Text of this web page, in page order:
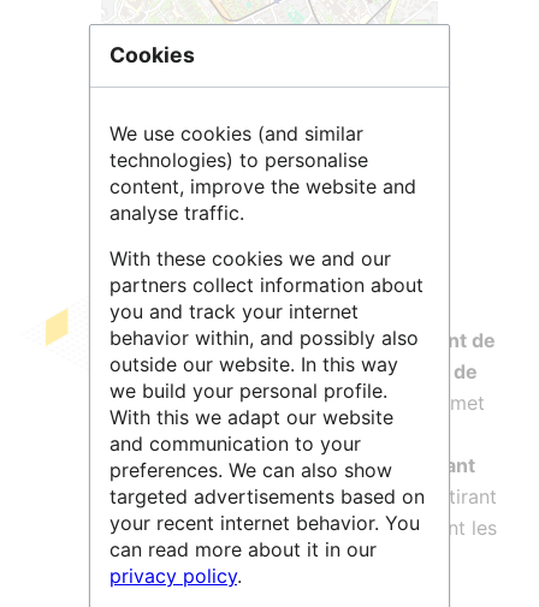
Leaflet | © OpenStreetMap
KeOpsest unebibliothèque permettant de
manipuler des matrices de distances, de
noyaux, et autres opérateurs. Elle permet
d’accélérer d’un facteur de 10 à 100 les
calculs des algorithmes en implémentant
des schémas numériques optimisés
, tirant
parti des architectures disponibles, dont les
cartes graphiques.
Cookies
We use cookies (and similar
technologies) to personalise
content, improve the website and
analyse traffic.
With these cookies we and our
partners collect information about
you and track your internet
behavior within, and possibly also
outside our website. In this way
we build your personal profile.
With this we adapt our website
and communication to your
preferences. We can also show
targeted advertisements based on
your recent internet behavior. You
can read more about it in our
privacy policy.